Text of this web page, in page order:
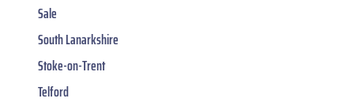
Sale
South Lanarkshire
Stoke-on-Trent
Telford